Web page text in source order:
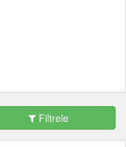
Filtrele